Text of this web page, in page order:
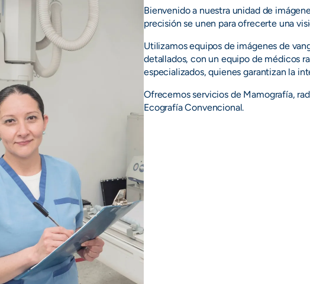
Bienvenido a nuestra unidad de
precisión se unen para ofrecerte una
Utilizamos equipos de imágenes de
detallados, con un equipo de médicos
especializados, quienes garantizan la
Ofrecemos servicios de Mamografía,
Ecografía Convencional.